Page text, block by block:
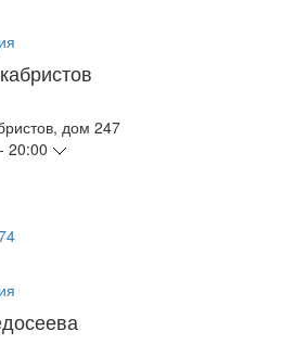
дом 247
20:00